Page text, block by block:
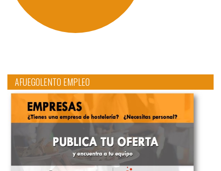
AFUEGOLENTO EMPLEO